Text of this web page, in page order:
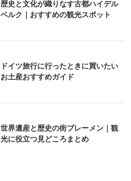
歴史と文化が織りなす古都ハイデル
ベルク｜おすすめの観光スポット
ドイツ旅行に行ったときに買いたい
お土産おすすめガイド
世界遺産と歴史の街ブレーメン｜観
光に役立つ見どころまとめ